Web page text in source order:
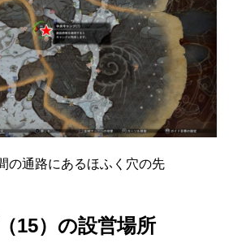
の通路にあるほふく穴の先
15）の設営場所